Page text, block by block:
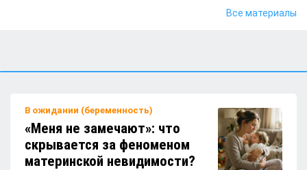
Как подготовить окна к тёплому сезону:
Как помочь ребёнку учиться ходить:
советы для родителей
Все материалы
В ожидании (беременность)
«Меня не замечают»: что
скрывается за феноменом
материнской невидимости?